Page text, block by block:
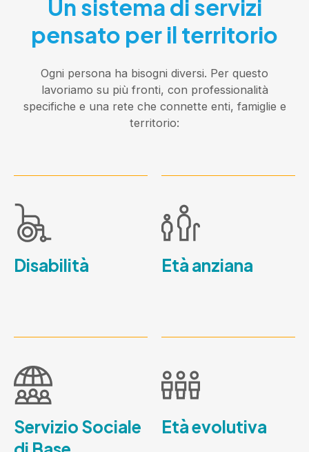
Un sistema di servizi
pensato per il territorio
Ogni persona ha bisogni diversi. Per questo
lavoriamo su più fronti, con professionalità
specifiche e una rete che connette enti, famiglie e
territorio:
Disabilità Età anziana
Servizio Sociale
Età evolutiva